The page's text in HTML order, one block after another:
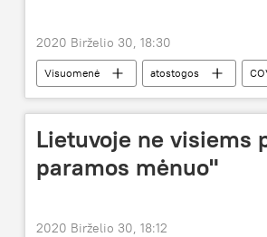
2020 Birželio 30, 18:30
Visuomenė atostogos
Naujo koronaviruso protrūkis Lietuvoje ir
Lietuvoje ne visiems
paramos mėnuo"
2020 Birželio 30, 18:12